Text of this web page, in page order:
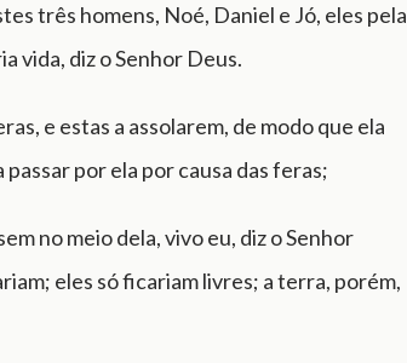
três homens, Noé, Daniel e Jó, eles pela
vida, diz o Senhor Deus.
e estas a assolarem, de modo que ela
por ela por causa das feras;
no meio dela, vivo eu, diz o Senhor
eles só ficariam livres; a terra, porém,